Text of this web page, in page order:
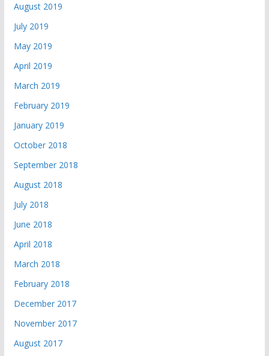
August 2019
July 2019
May 2019
April 2019
March 2019
February 2019
January 2019
October 2018
September 2018
August 2018
July 2018
June 2018
April 2018
March 2018
February 2018
December 2017
November 2017
August 2017